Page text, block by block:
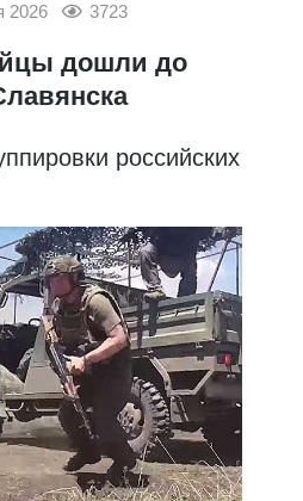
2026 3723
дошли до
российских